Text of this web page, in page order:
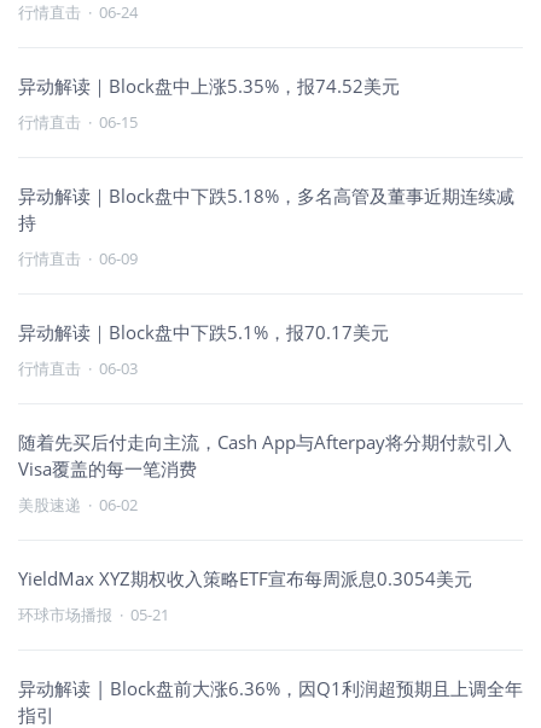
行情直击 · 06-24
异动解读｜Block盘中上涨5.35%，报74.52美元
行情直击 · 06-15
异动解读｜Block盘中下跌5.18%，多名高管及董事近期连续减
持
行情直击 · 06-09
异动解读｜Block盘中下跌5.1%，报70.17美元
行情直击 · 06-03
随着先买后付走向主流，Cash App与Afterpay将分期付款引入
Visa覆盖的每一笔消费
美股速递 · 06-02
YieldMax XYZ期权收入策略ETF宣布每周派息0.3054美元
环球市场播报 · 05-21
异动解读 | Block盘前大涨6.36%，因Q1利润超预期且上调全年
指引